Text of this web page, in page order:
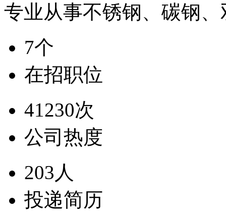
专业从事不锈钢、碳钢
7个
在招职位
41230次
公司热度
203人
投递简历